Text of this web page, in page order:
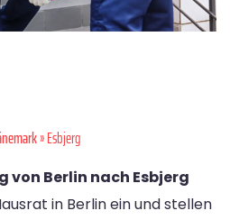
» Esbjerg
von Berlin nach Esbjerg
in Berlin ein und stellen